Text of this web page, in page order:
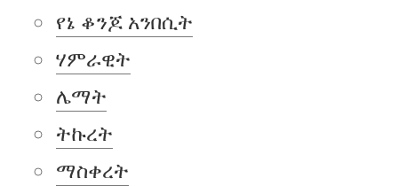
የኔ ቆንጆ አንበሲት
ሃምራዊት
ሌማት
ትኩረት
ማስቀረት